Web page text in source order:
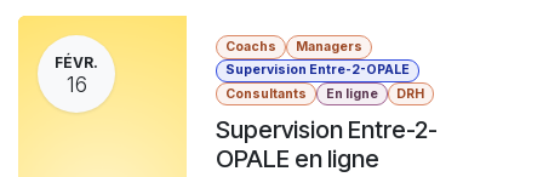
FÉVR.
16
Coachs
Managers
Supervision Entre-2-OPALE
Consultants
En ligne DRH
Supervision Entre-2-
OPALE en ligne